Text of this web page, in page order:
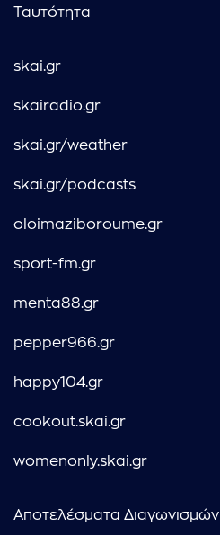
Ταυτότητα
skai.gr
skairadio.gr
skai.gr/weather
skai.gr/podcasts
oloimaziboroume.gr
sport-fm.gr
menta88.gr
pepper966.gr
happy104.gr
cookout.skai.gr
womenonly.skai.gr
Αποτελέσματα Διαγωνισμών